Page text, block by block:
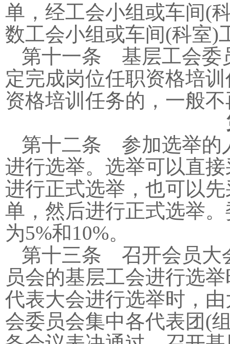
单，经工会小组或车间(
数工会小组或车间(科室)
第十一条 基层工会委
定完成岗位任职资格培
资格培训任务的，一般
第十二条 参加选举的
进行选举。选举可以直
进行正式选举，也可以
单，然后进行正式选举
为5%和10%。
第十三条 召开会员大
员会的基层工会进行选
代表大会进行选举时，
会委员会集中各代表团(